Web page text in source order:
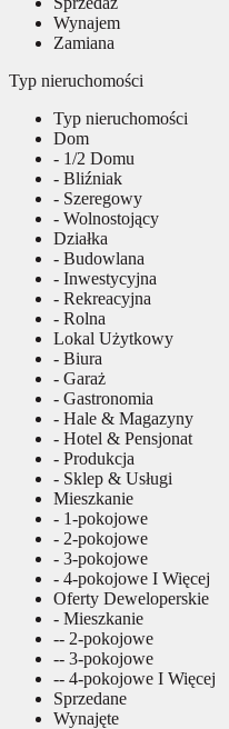
Wynajem
Zamiana
Typ nieruchomości
Typ nieruchomości
Dom
- 1/2 Domu
- Bliźniak
- Szeregowy
- Wolnostojący
Działka
- Budowlana
- Inwestycyjna
- Rekreacyjna
- Rolna
Lokal Użytkowy
- Biura
- Garaż
- Gastronomia
- Hale & Magazyny
- Hotel & Pensjonat
- Produkcja
- Sklep & Usługi
Mieszkanie
- 1-pokojowe
- 2-pokojowe
- 3-pokojowe
- 4-pokojowe I Więcej
Oferty Deweloperskie
- Mieszkanie
-- 2-pokojowe
-- 3-pokojowe
-- 4-pokojowe I Więcej
Sprzedane
Wynajęte